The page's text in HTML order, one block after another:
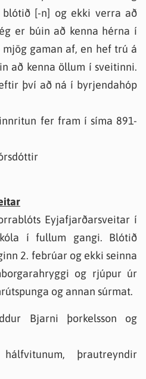
[-n] og ekki verra að
er búin að kenna hérna í
gaman af, en hef trú á
að kenna öllum í sveitinni.
því að ná í byrjendahóp
fer fram í síma 891-
Eyjafjarðarsveitar í
í fullum gangi. Blótið
2. febrúar og ekki seinna
og rjúpur úr
og annan súrmat.
Bjarni þorkelsson og
þrautreyndir